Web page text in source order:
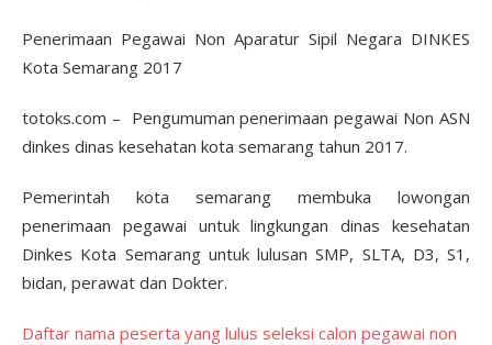
Penerimaan Pegawai Non Aparatur Sipil Negara DINKES
Kota Semarang 2017
totoks.com – Pengumuman penerimaan pegawai Non ASN
dinkes dinas kesehatan kota semarang tahun 2017.
Pemerintah kota semarang membuka lowongan
penerimaan pegawai untuk lingkungan dinas kesehatan
Dinkes Kota Semarang untuk lulusan SMP, SLTA, D3, S1,
bidan, perawat dan Dokter.
Daftar nama peserta yang lulus seleksi calon pegawai non